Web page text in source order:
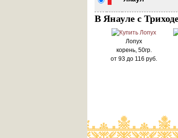
В Янауле с
Лопух
корень, 50гр.
от 93 до 116 руб.